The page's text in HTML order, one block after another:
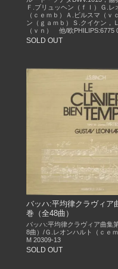
Ｆ.ブリュッヘン（ｆｌ）Ｇ.レ
（ｃｅｍｂ）Ａ.ビルスマ（ｖ
ン（ｇａｍｂ）Ｓ.クイケン，
（ｖｎ） 他/欧PHILIPS:6775
SOLD OUT
バッハ:平均律クラヴィア
巻（全48曲）
バッハ:平均律クラヴィア曲集
8曲）/Ｇ.レオンハルト（ｃｅ
M 20309-13
SOLD OUT